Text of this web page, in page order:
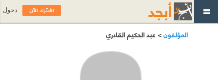
المؤلفون> عبد الحكيم القادري
اشترك الآن دخول